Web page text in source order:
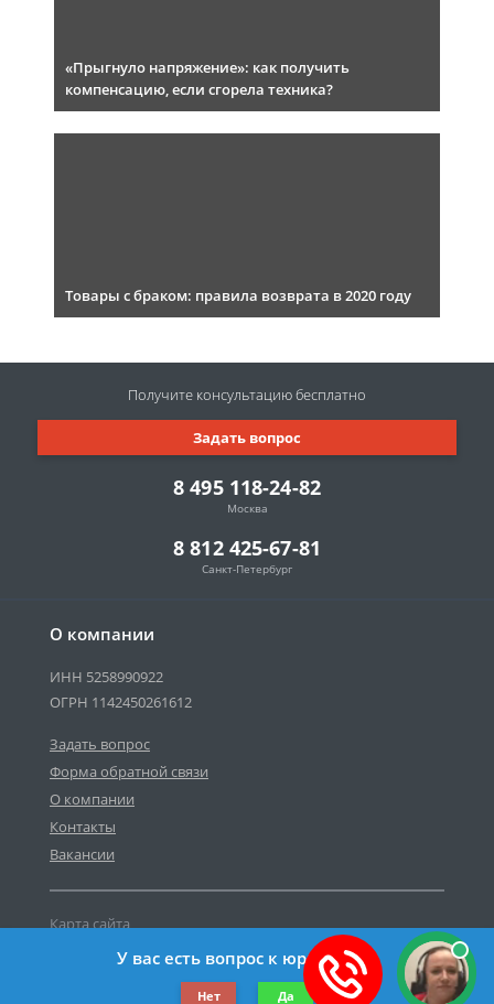
«Прыгнуло напряжение»: как получить
компенсацию, если сгорела техника?
Товары с браком: правила возврата в 2020 году
О компании
ИНН 5258990922
ОГРН 1142450261612
Задать вопрос
Форма обратной связи
О компании
Контакты
Вакансии
©2019-2026 Все права защищены.
Карта сайта
Политика персональных данных
8 495 118-24-82
Москва
8 812 425-67-81
Санкт-Петербург
Задать вопрос
Получите консультациюбесплатно
У вас есть вопрос к юристу?
Нет Да